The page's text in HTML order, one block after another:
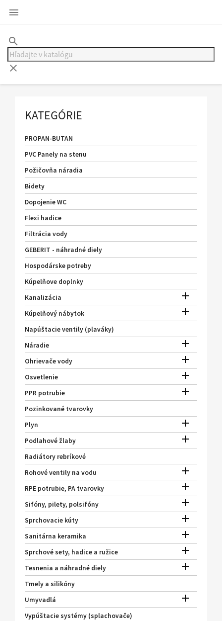

search
clear
KATEGÓRIE
PROPAN-BUTAN
PVC Panely na stenu
Požičovňa náradia
Bidety
Dopojenie WC
Flexi hadice
Filtrácia vody
GEBERIT - náhradné diely
Hospodárske potreby
Kúpelňove doplnky
Kanalizácia

Kúpelňový nábytok 
Napúštacie ventily (plaváky)
Náradie

Ohrievače vody 
Osvetlenie 
PPR potrubie 
Pozinkované tvarovky
Plyn

Podlahové žlaby 
Radiátory rebríkové
Rohové ventily na vodu

RPE potrubie, PA tvarovky 
Sifóny, pilety, polsifóny 
Sprchovacie kúty 
Sanitárna keramika 
Sprchové sety, hadice a ružice 
Tesnenia a náhradné diely 
Tmely a silikóny
Umyvadlá

Vypúštacie systémy (splachovače)